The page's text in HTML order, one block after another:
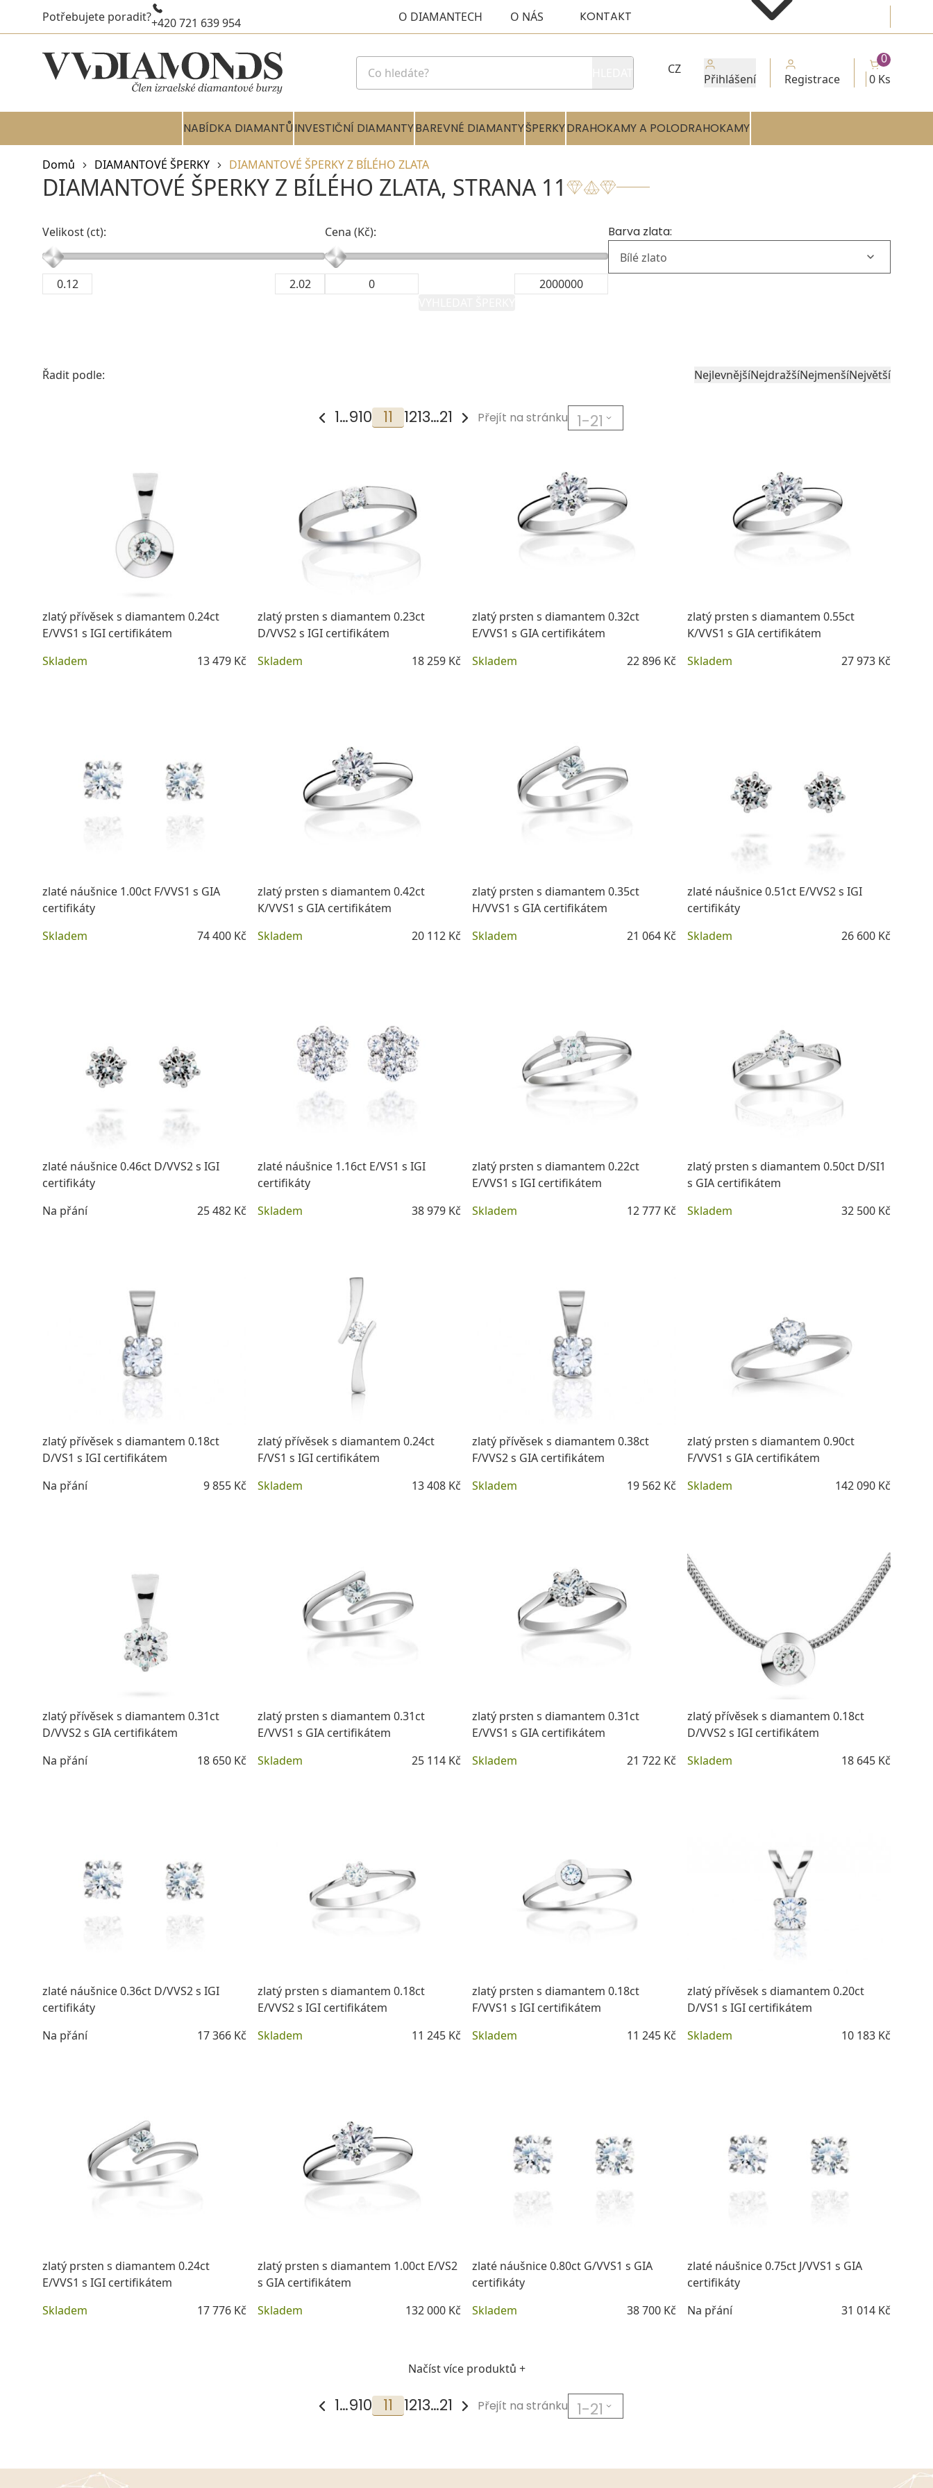
Potřebujete poradit?+420 721 639 954 O DIAMANTECH O NÁS KONTAKT
CZ
Přihlášení Registrace 0 Ks
0
NABÍDKA DIAMANTŮINVESTIČNÍ DIAMANTYBAREVNÉ DIAMANTYŠPERKYDRAHOKAMY A POLODRAHOKAMY
Domů DIAMANTOVÉ ŠPERKY DIAMANTOVÉ ŠPERKY Z BÍLÉHO ZLATA
DIAMANTOVÉ ŠPERKY Z BÍLÉHO ZLATA, STRANA 11
Velikost (ct): Cena (Kč): Barva zlata:
Řadit podle: NejlevnějšíNejdražšíNejmenšíNejvětší
1…910 11 1213…21 Přejít na stránku
zlatý přívěsek s diamantem 0.24ct
E/VVS1 s IGI certifikátem
Skladem
13 479 Kč
zlatý prsten s diamantem 0.23ct
D/VVS2 s IGI certifikátem
Skladem
18 259 Kč
zlatý prsten s diamantem 0.32ct
E/VVS1 s GIA certifikátem
Skladem
22 896 Kč
zlatý prsten s diamantem 0.55ct
K/VVS1 s GIA certifikátem
Skladem
27 973 Kč
zlaté náušnice 1.00ct F/VVS1 s GIA
certifikáty
Skladem
74 400 Kč
zlatý prsten s diamantem 0.42ct
K/VVS1 s GIA certifikátem
Skladem
20 112 Kč
zlatý prsten s diamantem 0.35ct
H/VVS1 s GIA certifikátem
Skladem
21 064 Kč
zlaté náušnice 0.51ct E/VVS2 s IGI
certifikáty
Skladem
26 600 Kč
zlaté náušnice 0.46ct D/VVS2 s IGI
certifikáty
Na přání
25 482 Kč
zlaté náušnice 1.16ct E/VS1 s IGI
certifikáty
Skladem
38 979 Kč
zlatý prsten s diamantem 0.22ct
E/VVS1 s IGI certifikátem
Skladem
12 777 Kč
zlatý prsten s diamantem 0.50ct D/SI1
s GIA certifikátem
Skladem
32 500 Kč
zlatý přívěsek s diamantem 0.18ct
D/VS1 s IGI certifikátem
Na přání
9 855 Kč
zlatý přívěsek s diamantem 0.24ct
F/VS1 s IGI certifikátem
Skladem
13 408 Kč
zlatý přívěsek s diamantem 0.38ct
F/VVS2 s GIA certifikátem
Skladem
19 562 Kč
zlatý prsten s diamantem 0.90ct
F/VVS1 s GIA certifikátem
Skladem
142 090 Kč
zlatý přívěsek s diamantem 0.31ct
D/VVS2 s GIA certifikátem
Na přání
18 650 Kč
zlatý prsten s diamantem 0.31ct
E/VVS1 s GIA certifikátem
Skladem
25 114 Kč
zlatý prsten s diamantem 0.31ct
E/VVS1 s GIA certifikátem
Skladem
21 722 Kč
zlatý přívěsek s diamantem 0.18ct
D/VVS2 s IGI certifikátem
Skladem
18 645 Kč
zlaté náušnice 0.36ct D/VVS2 s IGI
certifikáty
Na přání
17 366 Kč
zlatý prsten s diamantem 0.18ct
E/VVS2 s IGI certifikátem
Skladem
11 245 Kč
zlatý prsten s diamantem 0.18ct
F/VVS1 s IGI certifikátem
Skladem
11 245 Kč
zlatý přívěsek s diamantem 0.20ct
D/VS1 s IGI certifikátem
Skladem
10 183 Kč
zlatý prsten s diamantem 0.24ct
E/VVS1 s IGI certifikátem
Skladem
17 776 Kč
zlatý prsten s diamantem 1.00ct E/VS2
s GIA certifikátem
Skladem
132 000 Kč
zlaté náušnice 0.80ct G/VVS1 s GIA
certifikáty
Skladem
38 700 Kč
zlaté náušnice 0.75ct J/VVS1 s GIA
certifikáty
Na přání
31 014 Kč
Načíst více produktů +
1…910 11 1213…21 Přejít na stránku